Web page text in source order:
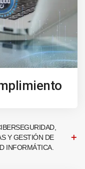
Y GESTIÓN DE
INFORMÁTICA.